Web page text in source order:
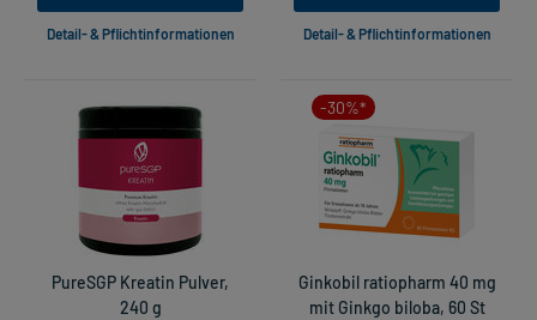
Detail- & Pflichtinformationen Detail- & Pflichtinformationen
PureSGP Kreatin Pulver,
240 g
-30%*
Ginkobil ratiopharm 40 mg
mit Ginkgo biloba, 60 St